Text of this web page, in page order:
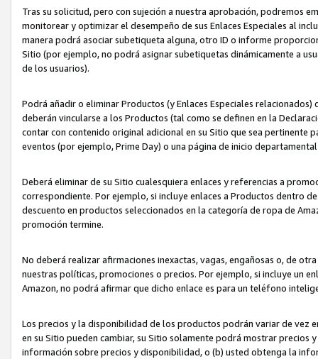
Tras su solicitud, pero con sujeción a nuestra aprobación, podremos
monitorear y optimizar el desempeño de sus Enlaces Especiales al
manera podrá asociar subetiqueta alguna, otro ID o informe
Sitio (por ejemplo, no podrá asignar subetiquetas dinámicamente a
de los usuarios).
Podrá añadir o eliminar Productos (y Enlaces Especiales
deberán vincularse a los Productos (tal como se definen en la
contar con contenido original adicional en su Sitio que sea pertinente
eventos (por ejemplo, Prime Day) o una página de inicio
Deberá eliminar de su Sitio cualesquiera enlaces y referencias a
correspondiente. Por ejemplo, si incluye enlaces a Productos dentro
descuento en productos seleccionados en la categoría de ropa de
promoción termine.
No deberá realizar afirmaciones inexactas, vagas, engañosas o, de
nuestras políticas, promociones o precios. Por ejemplo, si incluye un
Amazon, no podrá afirmar que dicho enlace es para un teléfono
Los precios y la disponibilidad de los productos podrán variar de vez
en su Sitio pueden cambiar, su Sitio solamente podrá mostrar
información sobre precios y disponibilidad, o (b) usted obtenga la